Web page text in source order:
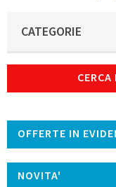
CATEGORIE
OFFERTE IN
NOVITA'